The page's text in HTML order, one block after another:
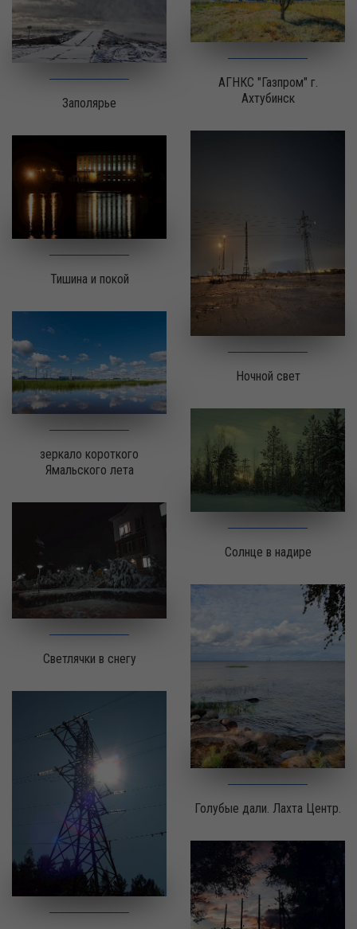
Заполярье
Тишина и покой
АГНКС "Газпром" г.
Ахтубинск
зеркало короткого
Ямальского лета
Ночной свет
Светлячки в снегу
Солнце в надире
Голубые дали. Лахта Центр.